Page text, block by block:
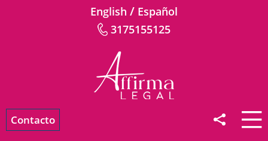
English / Español
3175155125
Contacto